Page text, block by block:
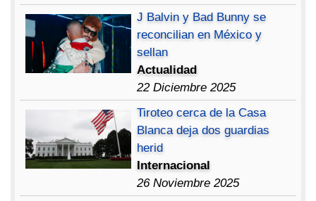
J Balvin y Bad Bunny se
reconcilian en México y
sellan
Actualidad
22 Diciembre 2025
Tiroteo cerca de la Casa
Blanca deja dos guardias
herid
Internacional
26 Noviembre 2025